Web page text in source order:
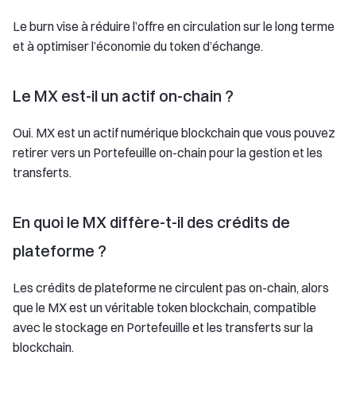
Le burn vise à réduire l’offre en circulation sur le long terme
et à optimiser l’économie du token d’échange.
Le MX est-il un actif on-chain ?
Oui. MX est un actif numérique blockchain que vous pouvez
retirer vers un Portefeuille on-chain pour la gestion et les
transferts.
En quoi le MX diffère-t-il des crédits de
plateforme ?
Les crédits de plateforme ne circulent pas on-chain, alors
que le MX est un véritable token blockchain, compatible
avec le stockage en Portefeuille et les transferts sur la
blockchain.